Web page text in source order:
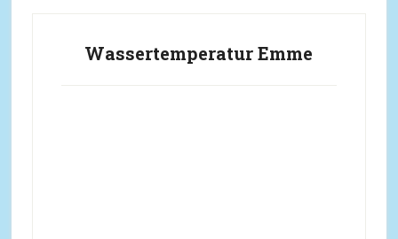
Wassertemperatur Emme